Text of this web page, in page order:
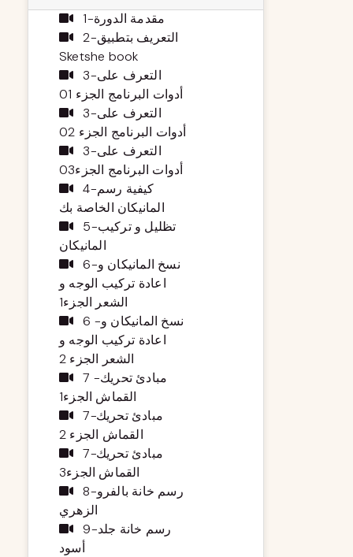
1-مقدمة الدورة
2-التعريف بتطبيق
Sketshe book
3-التعرف على
أدوات البرنامج الجزء 01
3-التعرف على
أدوات البرنامج الجزء 02
3-التعرف على
أدوات البرنامج الجزء03
4-كيفية رسم
المانيكان الخاصة بك
5-تظليل و تركيب
المانيكان
6-نسخ المانيكان و
اعادة تركيب الوجه و
الشعر الجزء1
6 -نسخ المانيكان و
اعادة تركيب الوجه و
الشعر الجزء 2
7 -مبادئ تحريك
القماش الجزء1
7-مبادئ تحريك
القماش الجزء 2
7-مبادئ تحريك
القماش الجزء3
8-رسم خانة بالفرو
الزهري
9-رسم خانة جلد
أسود